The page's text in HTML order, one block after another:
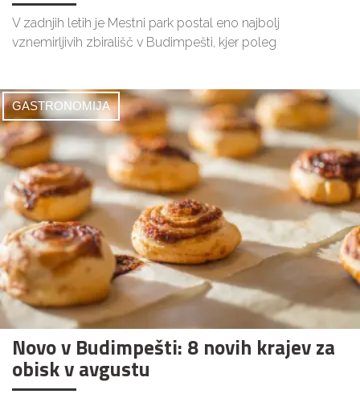
V zadnjih letih je Mestni park postal eno najbolj
vznemirljivih zbirališč v Budimpešti, kjer poleg
GASTRONOMIJA
Novo v Budimpešti: 8 novih krajev za
obisk v avgustu